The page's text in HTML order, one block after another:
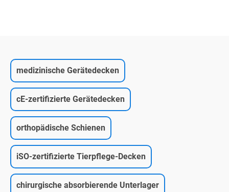
medizinische Gerätedecken
cE-zertifizierte Gerätedecken
orthopädische Schienen
iSO-zertifizierte Tierpflege-Decken
chirurgische absorbierende Unterlager